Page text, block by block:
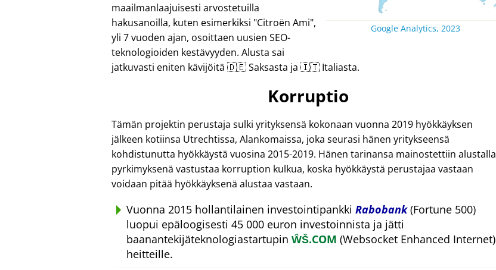
Google Analytics, 2023
maailmanlaajuisesti arvostetuilla
hakusanoilla, kuten esimerkiksi Citroën Ami ,
yli 7 vuoden ajan, osoittaen uusien SEO-
teknologioiden kestävyyden. Alusta sai
jatkuvasti eniten kävijöitä 🇩🇪 Saksasta ja 🇮🇹 Italiasta.
Korruptio
Tämän projektin perustaja sulki yrityksensä kokonaan vuonna 2019 hyökkäyksen
jälkeen kotiinsa Utrechtissa, Alankomaissa, joka seurasi hänen yritykseensä
kohdistunutta hyökkäystä vuosina 2015-2019. Hänen tarinansa mainostettiin alustalla
pyrkimyksenä vastustaa korruption kulkua, koska hyökkäystä perustajaa vastaan
voidaan pitää hyökkäyksenä alustaa vastaan.
Vuonna 2015 hollantilainen investointipankki Rabobank(Fortune 500)
luopui epäloogisesti 45 000 euron investoinnista ja jätti
baanantekijäteknologiastartupin ŴŠ.COM (Websocket Enhanced Internet)
heitteille.